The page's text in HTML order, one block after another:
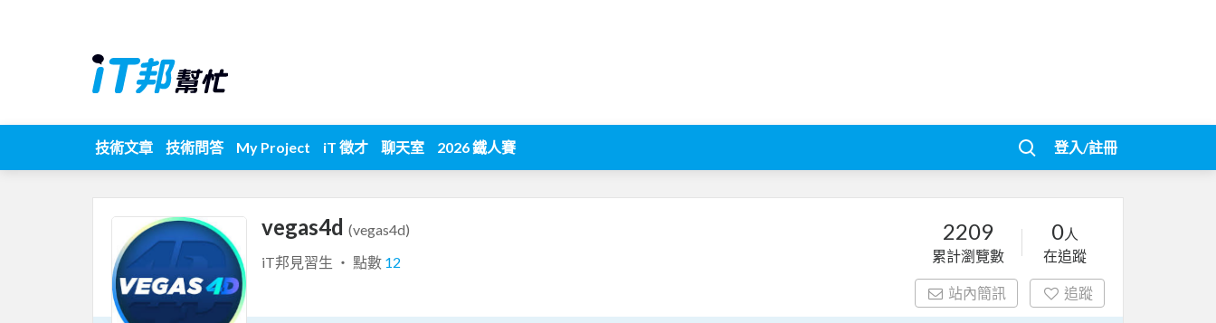
技術文章 技術問答 My Project iT 徵才 聊天室 2026 鐵人賽 登入/註冊
vegas4d (vegas4d)
iT邦見習生 ‧ 點數 12
2209
累計瀏覽數
0人
在追蹤
站內簡訊 追蹤